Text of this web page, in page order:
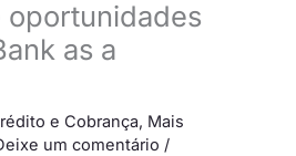
as a
e Cobrança, Mais
um comentário /